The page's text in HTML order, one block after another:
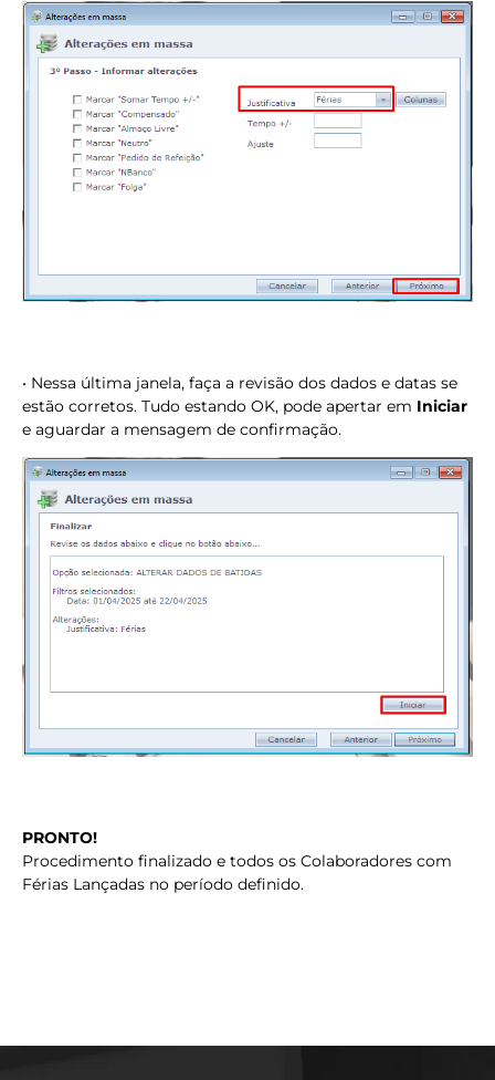
• Nessa última janela, faça a revisão dos dados e datas se
estão corretos. Tudo estando OK, pode apertar em Iniciar
e aguardar a mensagem de confirmação.
PRONTO!
Procedimento finalizado e todos os Colaboradores com
Férias Lançadas no período definido.